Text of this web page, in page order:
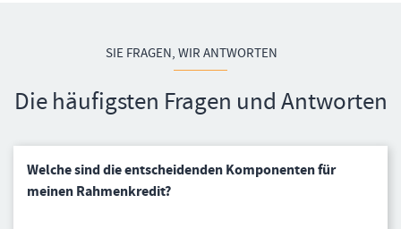
SIE FRAGEN, WIR ANTWORTEN
Die häufigsten Fragen und Antworten
Welche sind die entscheidenden Komponenten für
meinen Rahmenkredit?